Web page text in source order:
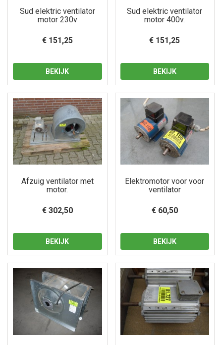
Sud elektric ventilator
motor 230v
€ 151,25
BEKIJK
Sud elektric ventilator
motor 400v.
€ 151,25
BEKIJK
Afzuig ventilator met
motor.
€ 302,50
BEKIJK
Elektromotor voor voor
ventilator
€ 60,50
BEKIJK